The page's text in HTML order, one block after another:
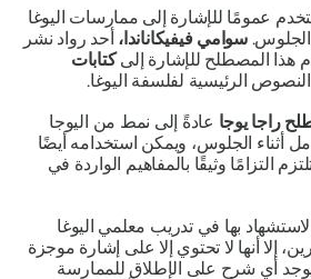
عمومًا للإشارة إلى ممارسات اليوغا
سوامي فيفيكاناندا،أحد رواد نشر
هذا المصطلح للإشارة إلى كتابات
الرئيسية لفلسفة اليوغا.
راجا يوجاعادةً إلى نمط من اليوجا
أثناء الجلوس، ويمكن استخدامه أيضًا
التزامًا وثيقًا بالمفاهيم الواردة في
بها في تدريب معلمي اليوغا
إلا أنها لا تحتوي إلا على إشارة موجزة
أي شرح على الإطلاق للممارسة